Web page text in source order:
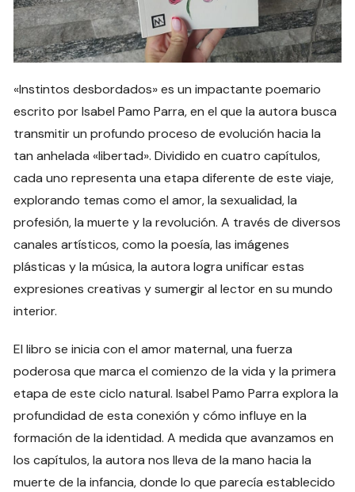
«Instintos desbordados» es un impactante poemario
escrito por Isabel Pamo Parra, en el que la autora busca
transmitir un profundo proceso de evolución hacia la
tan anhelada «libertad». Dividido en cuatro capítulos,
cada uno representa una etapa diferente de este viaje,
explorando temas como el amor, la sexualidad, la
profesión, la muerte y la revolución. A través de diversos
canales artísticos, como la poesía, las imágenes
plásticas y la música, la autora logra unificar estas
expresiones creativas y sumergir al lector en su mundo
interior.
El libro se inicia con el amor maternal, una fuerza
poderosa que marca el comienzo de la vida y la primera
etapa de este ciclo natural. Isabel Pamo Parra explora la
profundidad de esta conexión y cómo influye en la
formación de la identidad. A medida que avanzamos en
los capítulos, la autora nos lleva de la mano hacia la
muerte de la infancia, donde lo que parecía establecido